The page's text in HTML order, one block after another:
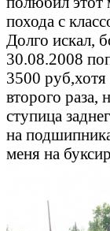
похода с
Долго искал,
30.08.2008
3500 руб,хотя
второго раза,
ступица
на
меня на